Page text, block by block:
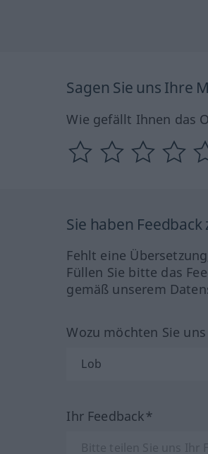
Sagen Sie uns Ihre
Wie gefällt Ihnen das
Sie haben
Fehlt eine
Füllen Sie bitte das
gemäß unserem
Wozu möchten Sie
Ihr Feedback*